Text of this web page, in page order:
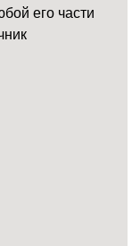
его части